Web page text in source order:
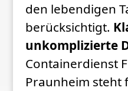
den lebendigen
berücksichtigt.
unkomplizierte
Containerdienst
Praunheim steht